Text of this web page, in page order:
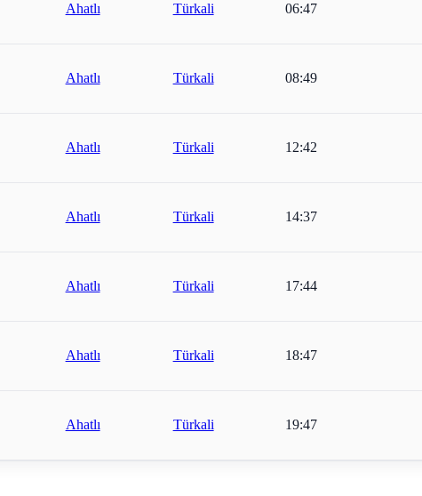
Ahatlı Türkali 06:47
Ahatlı Türkali 08:49
Ahatlı Türkali 12:42
Ahatlı Türkali 14:37
Ahatlı Türkali 17:44
Ahatlı Türkali 18:47
Ahatlı Türkali 19:47